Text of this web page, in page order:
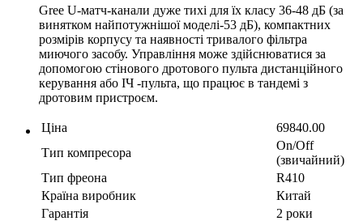
Gree U-матч-канали дуже тихі для їх класу 36-48 дБ (за
винятком найпотужнішої моделі-53 дБ), компактних
розмірів корпусу та наявності тривалого фільтра
миючого засобу. Управління може здійснюватися за
допомогою стінового дротового пульта дистанційного
керування або ІЧ -пульта, що працює в тандемі з
дротовим пристроєм.
Ціна
69840.00
Тип компресора
On/Off
(звичайний)
Тип фреона
R410
Країна виробник
Китай
Гарантія
2 роки